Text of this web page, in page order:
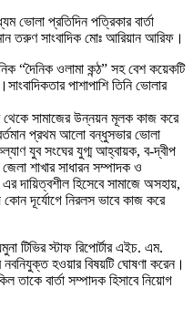
ভোলা প্রতিদিন পত্রিকার বার্তা
তরুণ সাংবাদিক মোঃ আরিয়ান আরিফ।
“দৈনিক ওলামা কন্ঠ” সহ বেশ কয়েকটি
পাশাপাশি তিনি ভোলার
থেকে সামাজের উন্নয়ন মূলক কাজ করে
প্রথম আলো বন্ধুসভার ভোলা
যুব সংঘের যুগ্ম আহ্বায়ক, ব-দ্বীপ
শাখার সাধারন সম্পাদক ও
দায়িত্বশীল হিসেবে সামাজে অসহায়,
কোন দূর্যোগে নিরলস ভাবে কাজ করে
টিভির স্টাফ রিপোর্টার এইচ. এম.
নবনিযুক্ত হওয়ার বিষয়টি ঘোষণা করেন।
বার্তা সম্পাদক হিসাবে নিয়োগ